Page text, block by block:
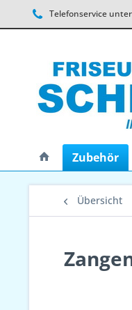
Telefonservice
Zubehör
Übersicht